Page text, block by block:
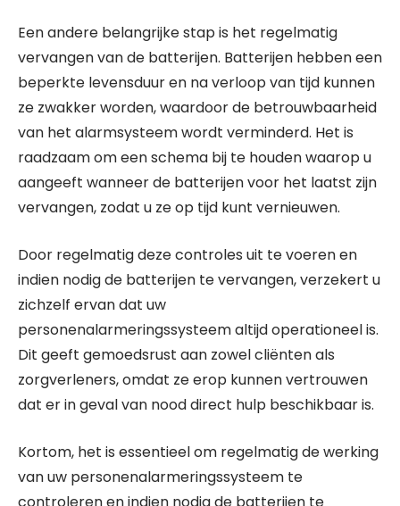
Een andere belangrijke stap is het regelmatig
vervangen van de batterijen. Batterijen hebben een
beperkte levensduur en na verloop van tijd kunnen
ze zwakker worden, waardoor de betrouwbaarheid
van het alarmsysteem wordt verminderd. Het is
raadzaam om een schema bij te houden waarop u
aangeeft wanneer de batterijen voor het laatst zijn
vervangen, zodat u ze op tijd kunt vernieuwen.
Door regelmatig deze controles uit te voeren en
indien nodig de batterijen te vervangen, verzekert u
zichzelf ervan dat uw
personenalarmeringssysteem altijd operationeel is.
Dit geeft gemoedsrust aan zowel cliënten als
zorgverleners, omdat ze erop kunnen vertrouwen
dat er in geval van nood direct hulp beschikbaar is.
Kortom, het is essentieel om regelmatig de werking
van uw personenalarmeringssysteem te